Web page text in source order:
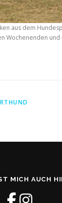
aus dem
Wochenenden
MICH AUCH